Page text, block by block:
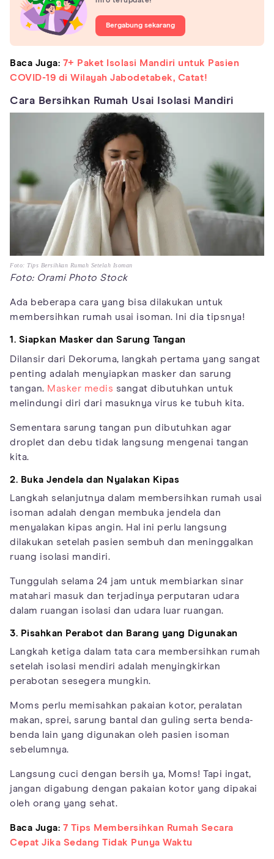
Bergabung sekarang
Baca Juga: 7+ Paket Isolasi Mandiri untuk Pasien
COVID-19 di Wilayah Jabodetabek, Catat!
Cara Bersihkan Rumah Usai Isolasi Mandiri
Foto: Tips Bersihkan Rumah Setelah Isoman
Foto: Orami Photo Stock
Ada beberapa cara yang bisa dilakukan untuk
membersihkan rumah usai isoman. Ini dia tipsnya!
1. Siapkan Masker dan Sarung Tangan
Dilansir dari Dekoruma, langkah pertama yang sangat
penting adalah menyiapkan masker dan sarung
tangan. Masker medis sangat dibutuhkan untuk
melindungi diri dari masuknya virus ke tubuh kita.
Sementara sarung tangan pun dibutuhkan agar
droplet dan debu tidak langsung mengenai tangan
kita.
2. Buka Jendela dan Nyalakan Kipas
Langkah selanjutnya dalam membersihkan rumah usai
isoman adalah dengan membuka jendela dan
menyalakan kipas angin. Hal ini perlu langsung
dilakukan setelah pasien sembuh dan meninggalkan
ruang isolasi mandiri.
Tunggulah selama 24 jam untuk membiarkan sinar
matahari masuk dan terjadinya perputaran udara
dalam ruangan isolasi dan udara luar ruangan.
3. Pisahkan Perabot dan Barang yang Digunakan
Langkah ketiga dalam tata cara membersihkan rumah
setelah isolasi mendiri adalah menyingkirkan
perabotan sesegera mungkin.
Moms perlu memisahkan pakaian kotor, peralatan
makan, sprei, sarung bantal dan guling serta benda-
benda lain yang digunakan oleh pasien isoman
sebelumnya.
Langsung cuci dengan bersih ya, Moms! Tapi ingat,
jangan digabung dengan pakaian kotor yang dipakai
oleh orang yang sehat.
Baca Juga: 7 Tips Membersihkan Rumah Secara
Cepat Jika Sedang Tidak Punya Waktu